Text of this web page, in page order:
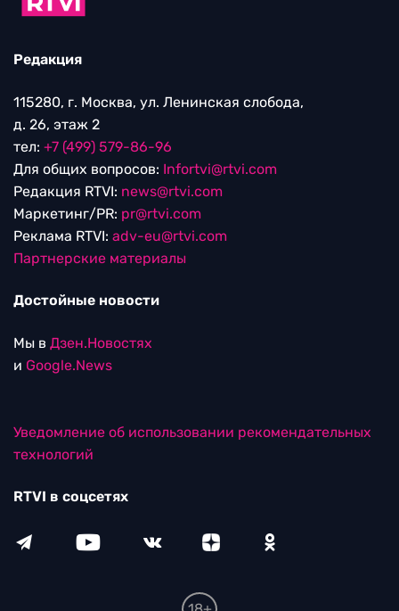
Редакция
115280, г. Москва, ул. Ленинская слобода,
д. 26, этаж 2
тел: +7 (499) 579-86-96
Для общих вопросов: Infortvi@rtvi.com
Редакция RTVI: news@rtvi.com
Маркетинг/PR: pr@rtvi.com
Реклама RTVI: adv-eu@rtvi.com
Партнерские материалы
Достойные новости
Мы в Дзен.Новостях
и Google.News
Уведомление об использовании рекомендательных
технологий
RTVI в соцсетях